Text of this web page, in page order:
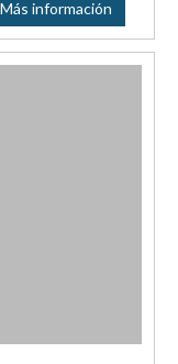
Más información